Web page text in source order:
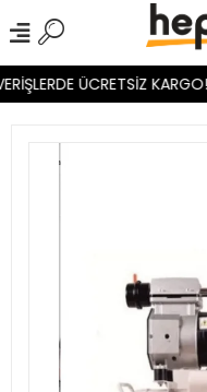
ÜCRETSİZ KARGO!